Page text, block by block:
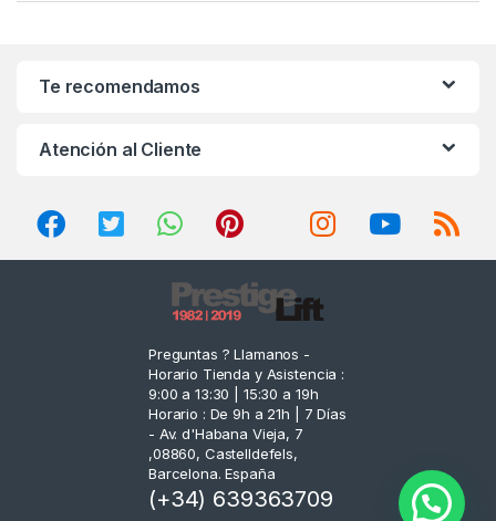
Te recomendamos
Atención al Cliente
Preguntas ? Llamanos -
Horario Tienda y Asistencia :
9:00 a 13:30 | 15:30 a 19h
Horario : De 9h a 21h | 7 Días
- Av. d'Habana Vieja, 7
,08860, Castelldefels,
Barcelona. España
(+34) 639363709